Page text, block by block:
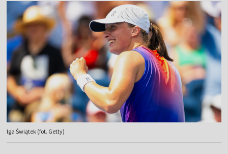
Iga Świątek (fot. Getty)